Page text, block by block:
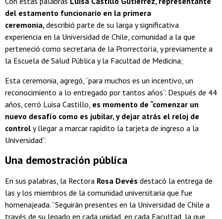
del estamento funcionario en la primera
ceremonia,describió parte de su larga y significativa
experiencia en la Universidad de Chile, comunidad a la que
perteneció como secretaria de la Prorrectoría, y previamente a
la Escuela de Salud Pública y la Facultad de Medicina;
Esta ceremonia, agregó, “para muchos es un incentivo, un
reconocimiento a lo entregado por tantos años”. Después de 44
años, cerró Luisa Castillo, es momento de “comenzar un
nuevo desafío como es jubilar, y dejar atrás el reloj de
control y llegar a marcar rapidito la tarjeta de ingreso a la
Universidad”.
Una demostración pública
En sus palabras, la Rectora Rosa Devés destacó la entrega de
las y los miembros de la comunidad universitaria que fue
homenajeada. “Seguirán presentes en la Universidad de Chile a
través de su legado en cada unidad, en cada Facultad, la que